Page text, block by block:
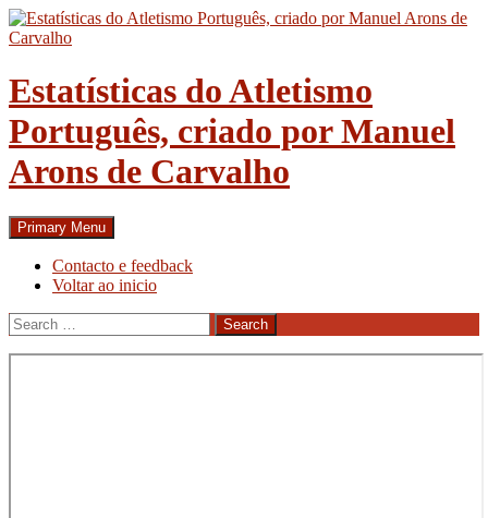
Skip
to
Estatísticas do Atletismo
Português, criado por Manuel
Arons de Carvalho
Search
Primary Menu
Contacto e feedback
Voltar ao inicio
Search
for: